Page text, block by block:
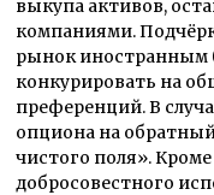
выкупа активов,
компаниями.
рынок иностранным
конкурировать на
преференций. В
опциона на
чистого поля».
добросовестного